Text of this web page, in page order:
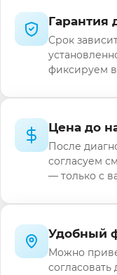
Гарантия
Срок
фиксируем в
Цена до
После
согласуем
— только с
Удобный
Можно